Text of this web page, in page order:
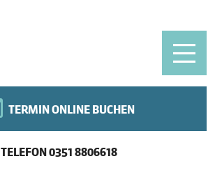
TERMIN ONLINE BUCHEN
TELEFON0351 8806618